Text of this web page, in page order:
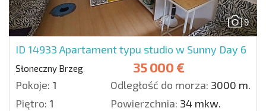
9
ID 14933 Apartament typu studio w Sunny Day 6
Słoneczny Brzeg 35 000 €
Pokoje: 1 Odległość do morza: 3000 m.
Piętro: 1 Powierzchnia: 34 mkw.